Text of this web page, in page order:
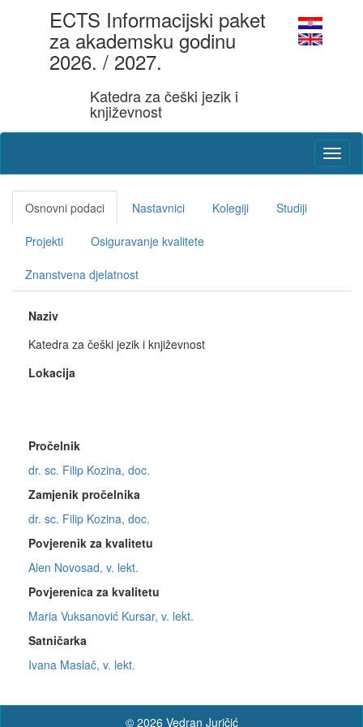
ECTS Informacijski paket
za akademsku godinu
2026. / 2027.
Katedra za češki jezik i
književnost
Osnovni podaci Nastavnici Kolegiji Studiji
Projekti Osiguravanje kvalitete
Znanstvena djelatnost
Naziv
Katedra za češki jezik i književnost
Lokacija
Pročelnik
dr. sc. Filip Kozina, doc.
Zamjenik pročelnika
dr. sc. Filip Kozina, doc.
Povjerenik za kvalitetu
Alen Novosad, v. lekt.
Povjerenica za kvalitetu
Maria Vuksanović Kursar, v. lekt.
Satničarka
Ivana Maslač, v. lekt.
© 2026 Vedran Juričić